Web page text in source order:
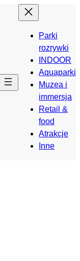
Parki
rozrywki
INDOOR
Aquaparki
Muzea i
immersja
Retail &
food
Atrakcje
Inne